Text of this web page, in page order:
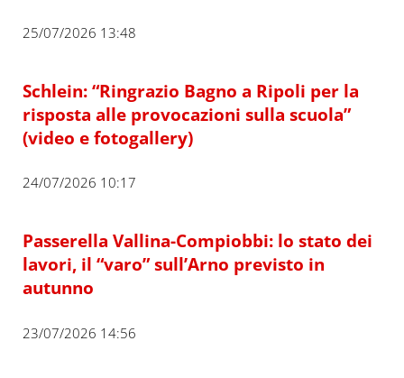
25/07/2026 13:48
Schlein: “Ringrazio Bagno a Ripoli per la
risposta alle provocazioni sulla scuola”
(video e fotogallery)
24/07/2026 10:17
Passerella Vallina-Compiobbi: lo stato dei
lavori, il “varo” sull’Arno previsto in
autunno
23/07/2026 14:56